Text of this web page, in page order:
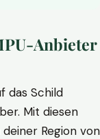
Anbieter
das Schild
Mit diesen
Region von